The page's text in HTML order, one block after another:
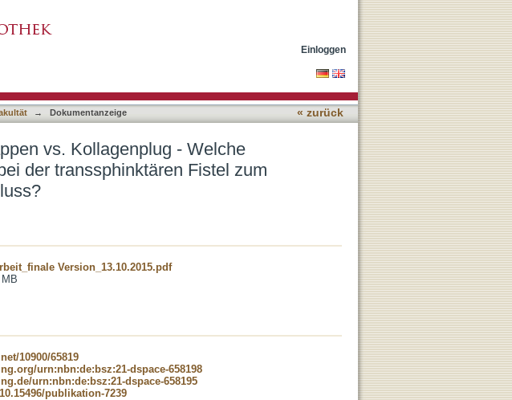
Einloggen
→ Dokumentanzeige « zurück
vs. Kollagenplug - Welche
der transsphinktären Fistel zum
Version_13.10.2015.pdf
10900/65819
urn:nbn:de:bsz:21-dspace-658198
urn:nbn:de:bsz:21-dspace-658195
publikation-7239